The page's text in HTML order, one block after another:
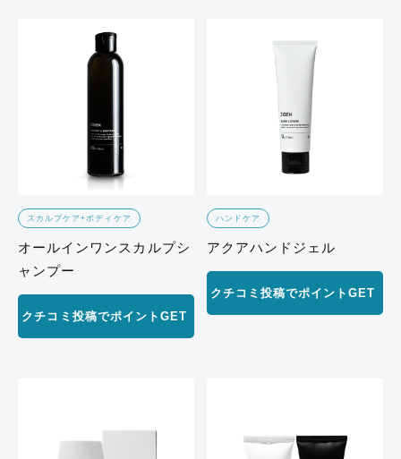
スカルプケア+ボディケア
オールインワンスカルプシ
ャンプー
クチコミ投稿でポイントGET
ハンドケア
アクアハンドジェル
クチコミ投稿でポイントGET